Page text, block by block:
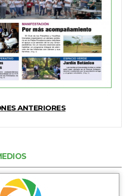
ANTERIORES